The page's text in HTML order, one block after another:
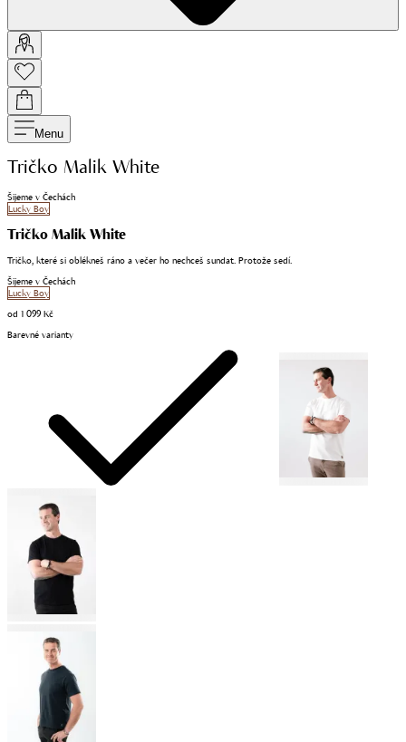
Menu
Tričko Malik White
Šijeme v Čechách
Lucky Boy
Tričko Malik White
Tričko, které si oblékneš ráno a večer ho nechceš sundat. Protože sedí.
Šijeme v Čechách
Lucky Boy
od 1 099 Kč
Barevné varianty